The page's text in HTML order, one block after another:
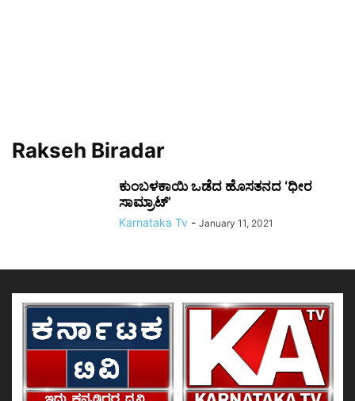
Rakseh Biradar
ಕುಂಬಳಕಾಯಿ ಒಡೆದ ಹೊಸತನದ ‘ಧೀರ
ಸಾಮ್ರಾಟ್’
Karnataka Tv - January 11, 2021